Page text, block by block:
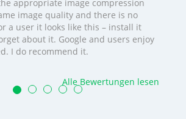
appropriate image compression
image quality and there is no
a user it looks like this – install it
about it. Google and users enjoy
I do recommend it.
Alle Bewertungen lesen